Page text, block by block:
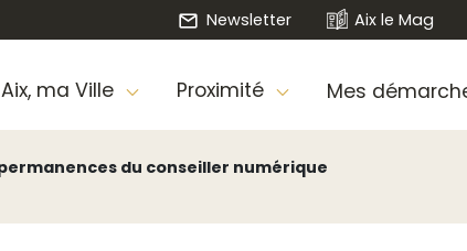
Newsletter Aix le Mag
Aix, ma Ville Proximité Mes
du conseiller numérique